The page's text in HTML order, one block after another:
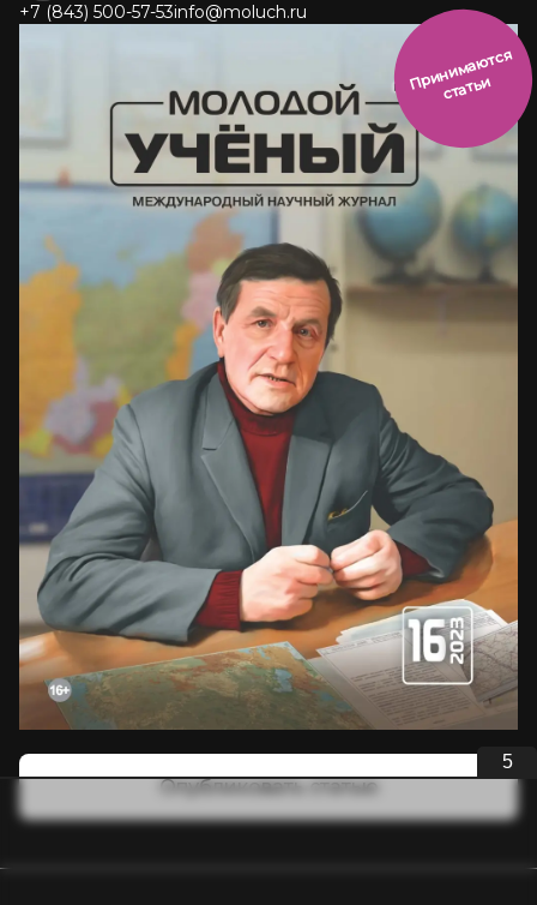
+7 (843) 500-57-53info@moluch.ru
П
р
и
н
и
м
а
ют
с
я
ст
ать
и
Опубликовать статью
5